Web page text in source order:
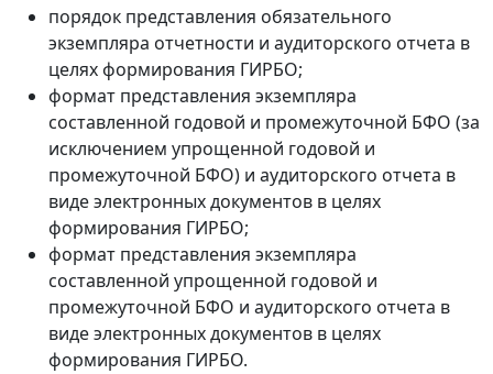
порядок представления обязательного
экземпляра отчетности и аудиторского отчета в
целях формирования ГИРБО;
формат представления экземпляра
составленной годовой и промежуточной БФО (за
исключением упрощенной годовой и
промежуточной БФО) и аудиторского отчета в
виде электронных документов в целях
формирования ГИРБО;
формат представления экземпляра
составленной упрощенной годовой и
промежуточной БФО и аудиторского отчета в
виде электронных документов в целях
формирования ГИРБО.